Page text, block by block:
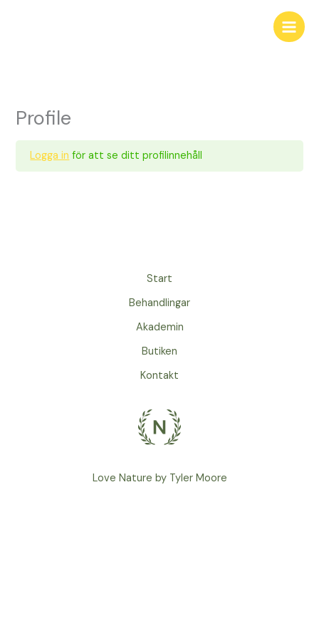
Profile
Logga in för att se ditt profilinnehåll
Start
Behandlingar
Akademin
Butiken
Kontakt
Love Nature by Tyler Moore